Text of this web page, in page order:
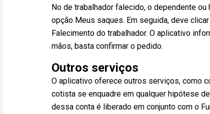
No de trabalhador falecido, o dependente
opção Meus saques. Em seguida, deve
Falecimento do trabalhador. O aplicativo
mãos, basta confirmar o pedido.
Outros serviços
O aplicativo oferece outros serviços, como
cotista se enquadre em qualquer hipótese
dessa conta é liberado em conjunto com o